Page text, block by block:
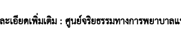
เอียดเพิ่มเติม : ศูนย์จริยธรรมทางการพยาบาล